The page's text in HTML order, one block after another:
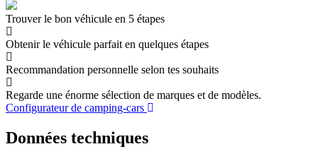
Trouver le bon véhicule en 5 étapes
Obtenir le véhicule parfait en quelques étapes
Recommandation personnelle selon tes souhaits
Regarde une énorme sélection de marques et de modèles.
Configurateur de camping-cars
Données techniques